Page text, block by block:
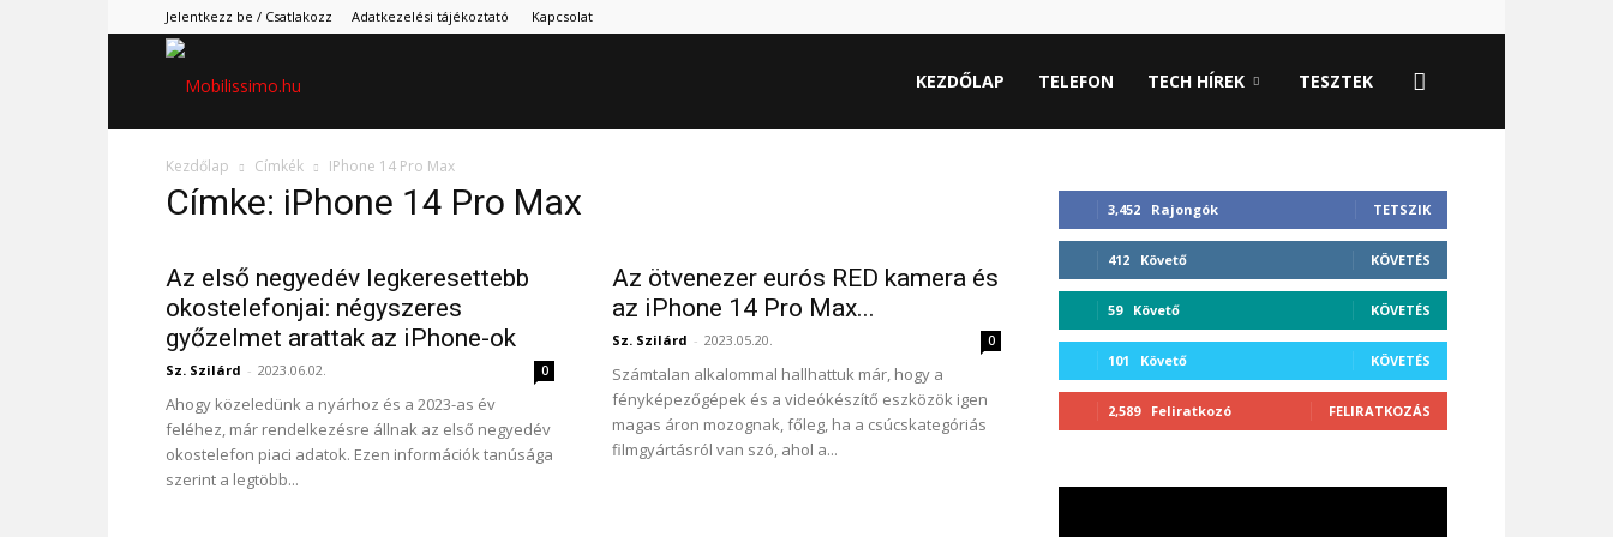
Jelentkezz be / Csatlakozz Adatkezelési tájékoztató Kapcsolat
KEZDŐLAP TELEFON TECH HÍREK TESZTEK
Kezdőlap Címkék IPhone 14 Pro Max
Címke: iPhone 14 Pro Max
Az első negyedév legkeresettebb
okostelefonjai: négyszeres
győzelmet arattak az iPhone-ok
Sz. Szilárd - 2023.06.02. 0
Ahogy közeledünk a nyárhoz és a 2023-as év
feléhez, már rendelkezésre állnak az első negyedév
okostelefon piaci adatok. Ezen információk tanúsága
szerint a legtöbb...
Az ötvenezer eurós RED kamera és
az iPhone 14 Pro Max...
Sz. Szilárd - 2023.05.20. 0
Számtalan alkalommal hallhattuk már, hogy a
fényképezőgépek és a videókészítő eszközök igen
magas áron mozognak, főleg, ha a csúcskategóriás
filmgyártásról van szó, ahol a...
3,452 Rajongók TETSZIK
412 Követő KÖVETÉS
59 Követő KÖVETÉS
101 Követő KÖVETÉS
2,589 Feliratkozó FELIRATKOZÁS